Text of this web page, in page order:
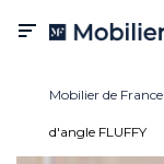
Mobilier de France
d'angle FLUFFY